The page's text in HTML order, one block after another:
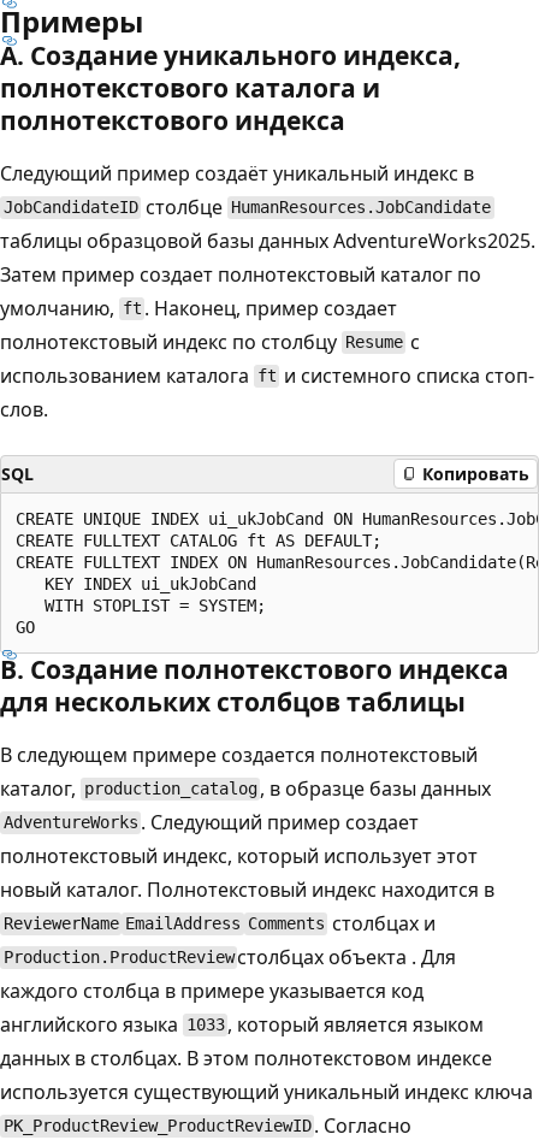
Примеры
А. Создание уникального индекса,
полнотекстового каталога и
полнотекстового индекса
Следующий пример создаёт уникальный индекс в
JobCandidateID столбце HumanResources.JobCandidate
таблицы образцовой базы данных AdventureWorks2025.
Затем пример создает полнотекстовый каталог по
умолчанию, ft . Наконец, пример создает
полнотекстовый индекс по столбцу Resume с
использованием каталога ft и системного списка стоп-
слов.
SQL Копировать
CREATE UNIQUE INDEX ui_ukJobCand ON
CREATE FULLTEXT CATALOG ft AS DEFAULT;
CREATE FULLTEXT INDEX ON
   KEY INDEX ui_ukJobCand
   WITH STOPLIST = SYSTEM;
B. Создание полнотекстового индекса
для нескольких столбцов таблицы
В следующем примере создается полнотекстовый
каталог, production_catalog , в образце базы данных
AdventureWorks . Следующий пример создает
полнотекстовый индекс, который использует этот
новый каталог. Полнотекстовый индекс находится в
ReviewerName EmailAddress Comments столбцах и
Production.ProductReviewстолбцах объекта . Для
каждого столбца в примере указывается код
английского языка 1033 , который является языком
данных в столбцах. В этом полнотекстовом индексе
используется существующий уникальный индекс ключа
PK_ProductReview_ProductReviewID . Согласно